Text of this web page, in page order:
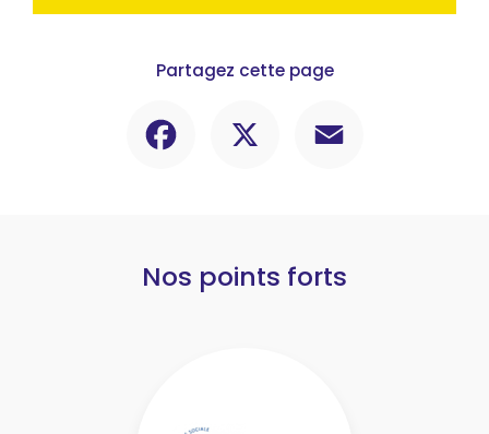
Partagez cette page
Nos points forts